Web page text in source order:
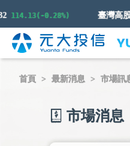
0.28%) 臺灣高股息
首頁 最新消息 市場訊
市場消息